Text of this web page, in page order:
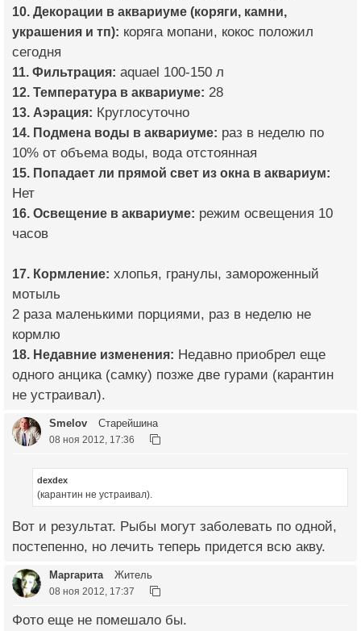
10. Декорации в аквариуме (коряги, камни,
украшения и тп): коряга мопани, кокос положил
сегодня
11. Фильтрация: aquael 100-150 л
12. Температура в аквариуме: 28
13. Аэрация: Круглосуточно
14. Подмена воды в аквариуме: раз в неделю по
10% от объема воды, вода отстоянная
15. Попадает ли прямой свет из окна в аквариум:
Нет
16. Освещение в аквариуме: режим освещения 10
часов
17. Кормление: хлопья, гранулы, замороженный
мотыль
2 раза маленькими порциями, раз в неделю не
кормлю
18. Недавние изменения: Недавно приобрел еще
одного анцика (самку) позже две гурами (карантин
не устраивал).
Smelov Старейшина
08 ноя 2012, 17:36
dexdex
(карантин не устраивал).
Вот и результат. Рыбы могут заболевать по одной,
постепенно, но лечить теперь придется всю акву.
Маргарита Житель
08 ноя 2012, 17:37
Фото еще не помешало бы.